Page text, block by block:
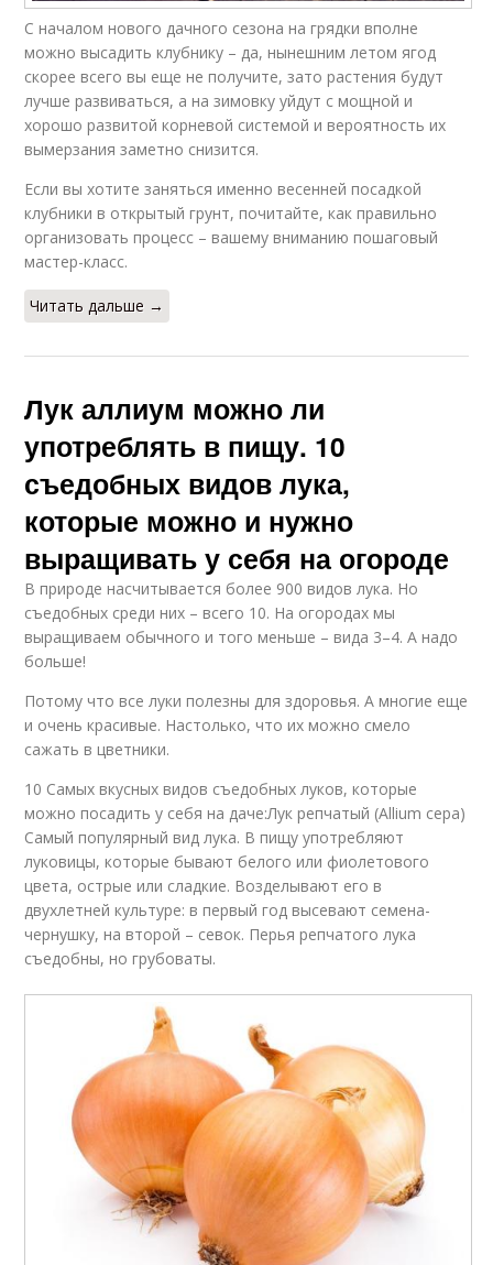
Клубники в грунте Уход в теплице
Уход за салатом
Редис для открытого
открытого грунта
Чеснок в открытый
грунт
Дайкон в открытом
грунте
Дайкон в грунт
Дайкон в открытый
грунт
Лука в открытый
грунт
Уход за саженцами
Ежевики в открытый
С началом нового дачного сезона на грядки вполне
можно высадить клубнику – да, нынешним летом ягод
скорее всего вы еще не получите, зато растения будут
лучше развиваться, а на зимовку уйдут с мощной и
хорошо развитой корневой системой и вероятность их
вымерзания заметно снизится.
Если вы хотите заняться именно весенней посадкой
клубники в открытый грунт, почитайте, как правильно
организовать процесс – вашему вниманию пошаговый
мастер-класс.
Читать дальше →
Лук аллиум можно ли
употреблять в пищу. 10
съедобных видов лука,
которые можно и нужно
выращивать у себя на огороде
В природе насчитывается более 900 видов лука. Но
съедобных среди них – всего 10. На огородах мы
выращиваем обычного и того меньше – вида 3–4. А надо
больше!
Потому что все луки полезны для здоровья. А многие еще
и очень красивые. Настолько, что их можно смело
сажать в цветники.
10 Самых вкусных видов съедобных луков, которые
можно посадить у себя на даче:Лук репчатый (Allium cepa)
Самый популярный вид лука. В пищу употребляют
луковицы, которые бывают белого или фиолетового
цвета, острые или сладкие. Возделывают его в
двухлетней культуре: в первый год высевают семена-
чернушку, на второй – севок. Перья репчатого лука
съедобны, но грубоваты.